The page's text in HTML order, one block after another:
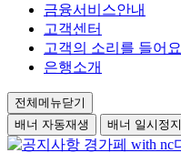
금융서비스안내
고객센터
고객의 소리를 들어요
은행소개
전체메뉴닫기
배너 자동재생
배너 일시정지